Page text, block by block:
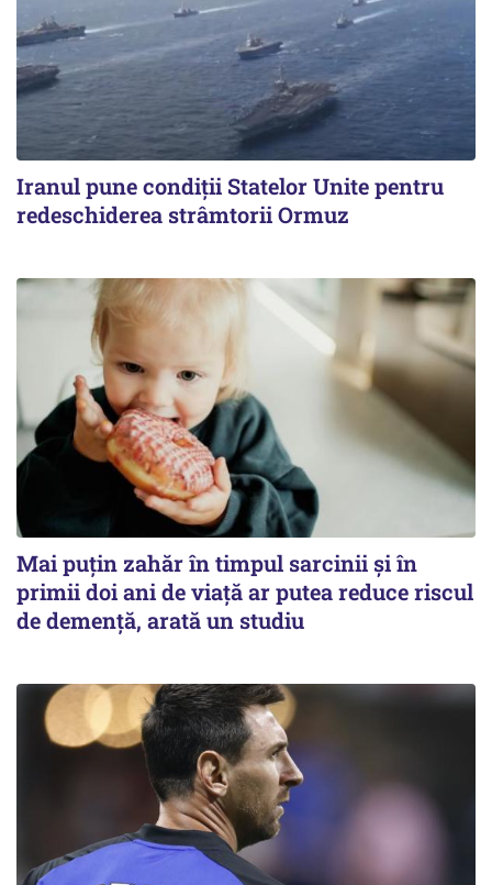
Iranul pune condiții Statelor Unite pentru
redeschiderea strâmtorii Ormuz
Mai puțin zahăr în timpul sarcinii și în
primii doi ani de viață ar putea reduce riscul
de demență, arată un studiu